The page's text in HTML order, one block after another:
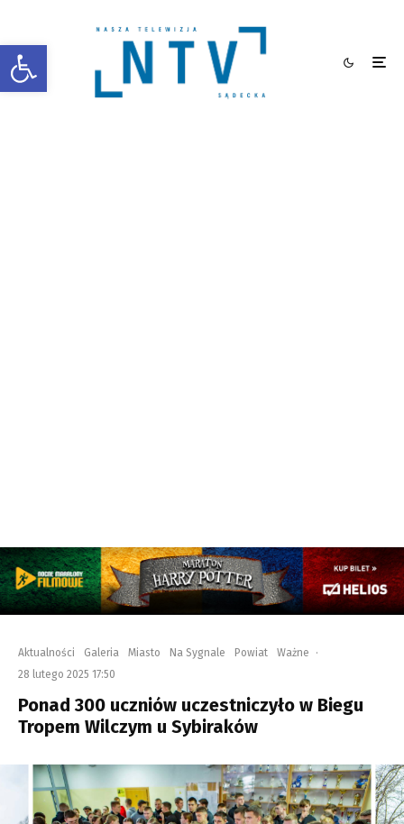
Otwórz pasek narzędzi
Aktualności Galeria Miasto Na Sygnale Powiat Ważne
·
28 lutego 2025 17:50
Ponad 300 uczniów uczestniczyło w Biegu
Tropem Wilczym u Sybiraków